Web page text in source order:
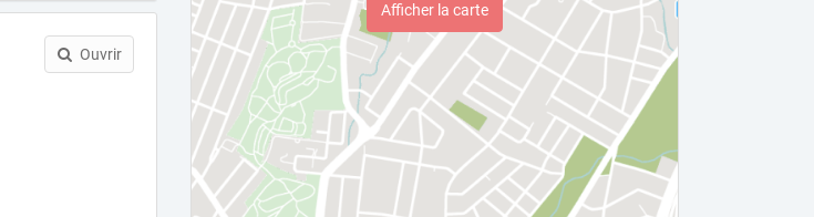
Ouvrir
Afficher la carte